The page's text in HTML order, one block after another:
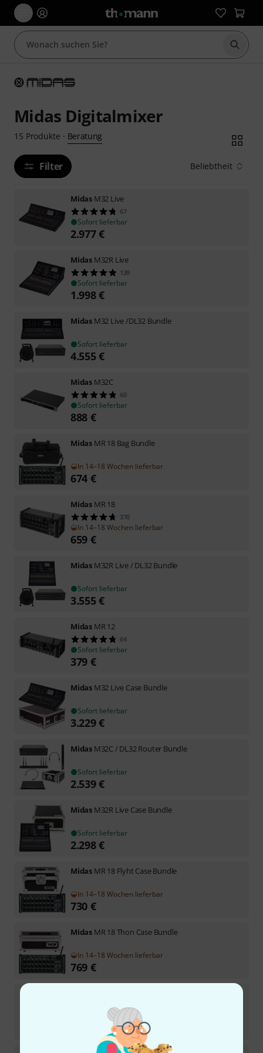
Suche
Midas Digitalmixer
15 Produkte · Beratung
Filter Beliebtheit
Midas M32 Live
67
Sofort lieferbar
2.977€
Midas M32R Live
139
Sofort lieferbar
1.998€
Midas M32 Live /DL32 Bundle
Sofort lieferbar
4.555€
Midas M32C
60
Sofort lieferbar
888 €
Midas MR 18 Bag Bundle
In 14–18 Wochen lieferbar
674 €
Midas MR 18
370
In 14–18 Wochen lieferbar
659 €
Midas M32R Live / DL32 Bundle
Sofort lieferbar
3.555€
Midas MR 12
64
Sofort lieferbar
379 €
Midas M32 Live Case Bundle
Sofort lieferbar
3.229€
Midas M32C / DL32 Router Bundle
Sofort lieferbar
2.539€
Midas M32R Live Case Bundle
Sofort lieferbar
2.298€
Midas MR 18 Flyht Case Bundle
In 14–18 Wochen lieferbar
730 €
Midas MR 18 Thon Case Bundle
In 14–18 Wochen lieferbar
769 €
Sofort lieferbar